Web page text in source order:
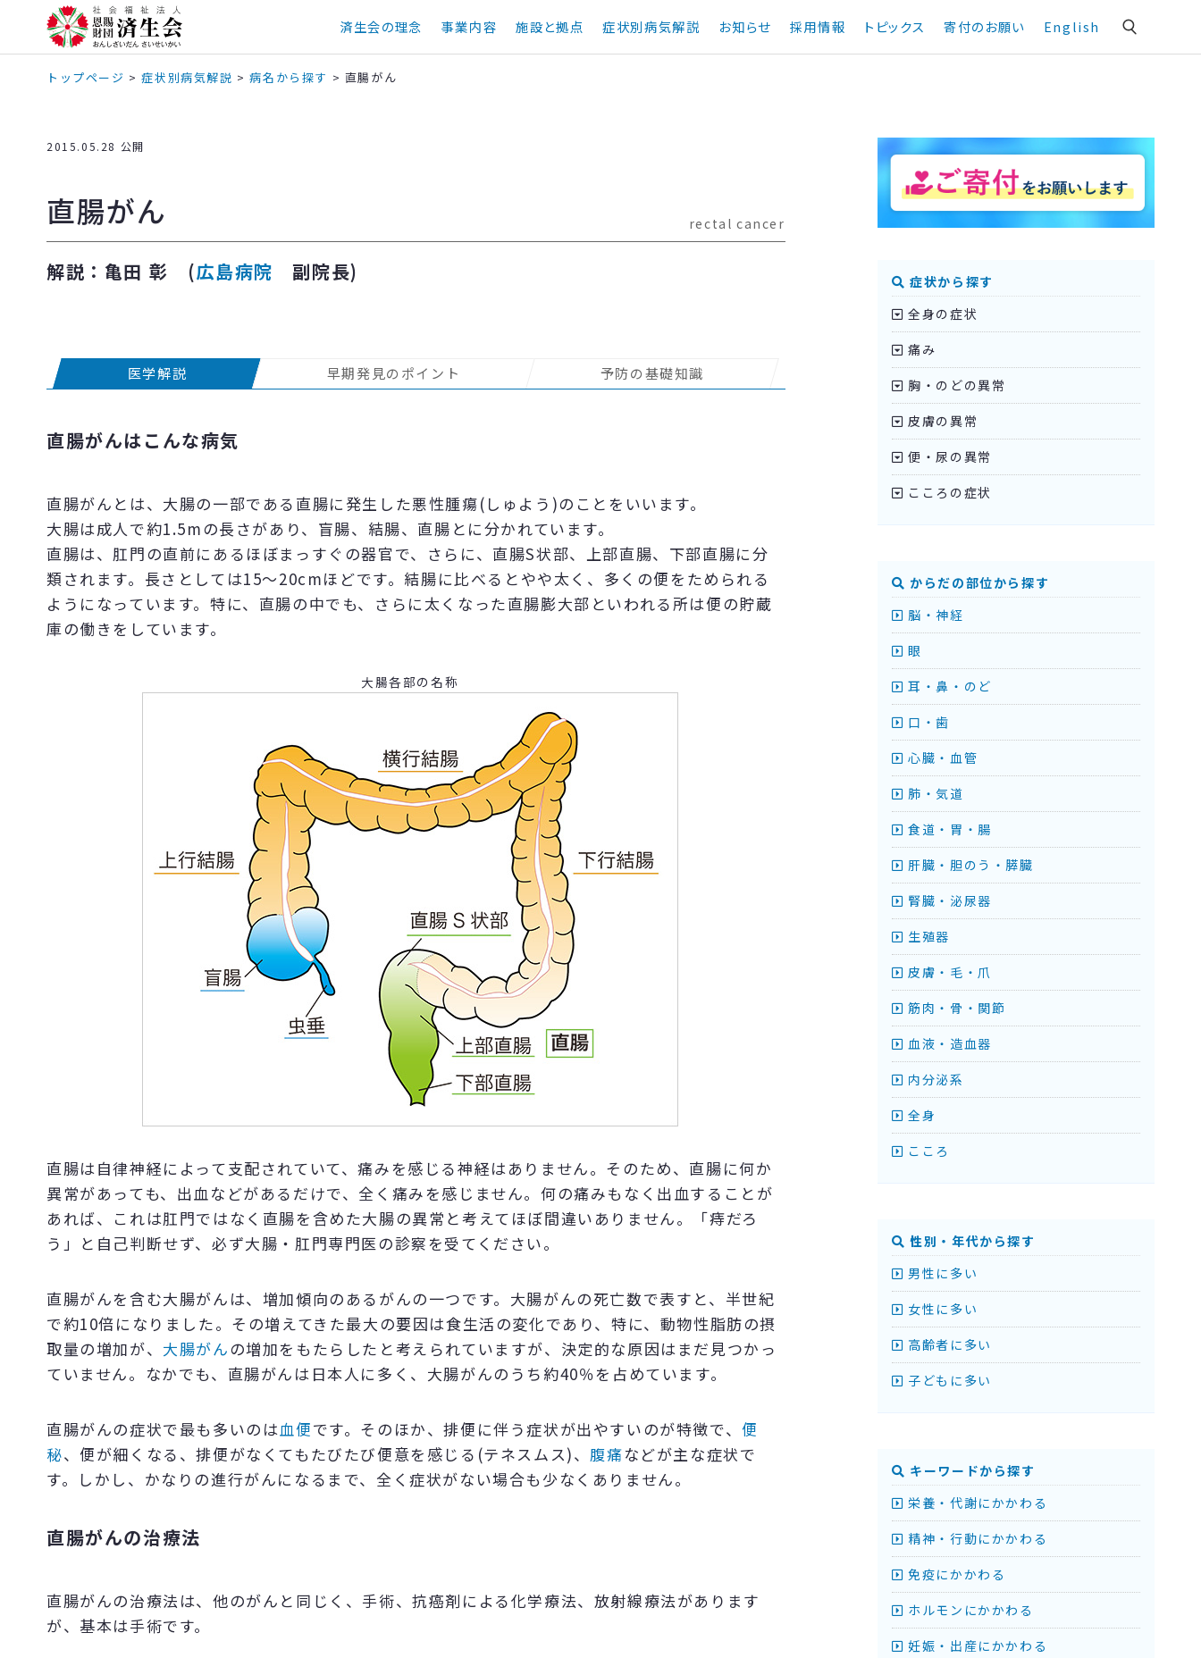
済生会の理念 事業内容 施設と拠点 症状別病気解説 お知らせ 採用情報 トピックス 寄付のお願い English
トップページ >症状別病気解説 >病名から探す > 直腸がん
2015.05.28 公開
直腸がん rectal cancer
解説：亀田 彰 (広島病院 副院長)
医学解説 早期発見のポイント 予防の基礎知識
直腸がんはこんな病気
直腸がんとは、大腸の一部である直腸に発生した悪性腫瘍(しゅよう)のことをいいます。
大腸は成人で約1.5mの長さがあり、盲腸、結腸、直腸とに分かれています。
直腸は、肛門の直前にあるほぼまっすぐの器官で、さらに、直腸S状部、上部直腸、下部直腸に分
類されます。長さとしては15～20cmほどです。結腸に比べるとやや太く、多くの便をためられる
ようになっています。特に、直腸の中でも、さらに太くなった直腸膨大部といわれる所は便の貯蔵
庫の働きをしています。
大腸各部の名称
直腸は自律神経によって支配されていて、痛みを感じる神経はありません。そのため、直腸に何か
異常があっても、出血などがあるだけで、全く痛みを感じません。何の痛みもなく出血することが
あれば、これは肛門ではなく直腸を含めた大腸の異常と考えてほぼ間違いありません。「痔だろ
う」と自己判断せず、必ず大腸・肛門専門医の診察を受てください。
直腸がんを含む大腸がんは、増加傾向のあるがんの一つです。大腸がんの死亡数で表すと、半世紀
で約10倍になりました。その増えてきた最大の要因は食生活の変化であり、特に、動物性脂肪の摂
取量の増加が、 大腸がんの増加をもたらしたと考えられていますが、決定的な原因はまだ見つかっ
ていません。なかでも、直腸がんは日本人に多く、大腸がんのうち約40％を占めています。
直腸がんの症状で最も多いのは血便です。そのほか、排便に伴う症状が出やすいのが特徴で、便
秘、便が細くなる、排便がなくてもたびたび便意を感じる(テネスムス)、腹痛などが主な症状で
す。しかし、かなりの進行がんになるまで、全く症状がない場合も少なくありません。
直腸がんの治療法
直腸がんの治療法は、他のがんと同じく、手術、抗癌剤による化学療法、放射線療法があります
が、基本は手術です。
症状から探す
全身の症状
痛み
胸・のどの異常
皮膚の異常
便・尿の異常
こころの症状
からだの部位から探す
脳・神経
眼
耳・鼻・のど
口・歯
心臓・血管
肺・気道
食道・胃・腸
肝臓・胆のう・膵臓
腎臓・泌尿器
生殖器
皮膚・毛・爪
筋肉・骨・関節
血液・造血器
内分泌系
全身
こころ
性別・年代から探す
男性に多い
女性に多い
高齢者に多い
子どもに多い
キーワードから探す
栄養・代謝にかかわる
精神・行動にかかわる
免疫にかかわる
ホルモンにかかわる
妊娠・出産にかかわる